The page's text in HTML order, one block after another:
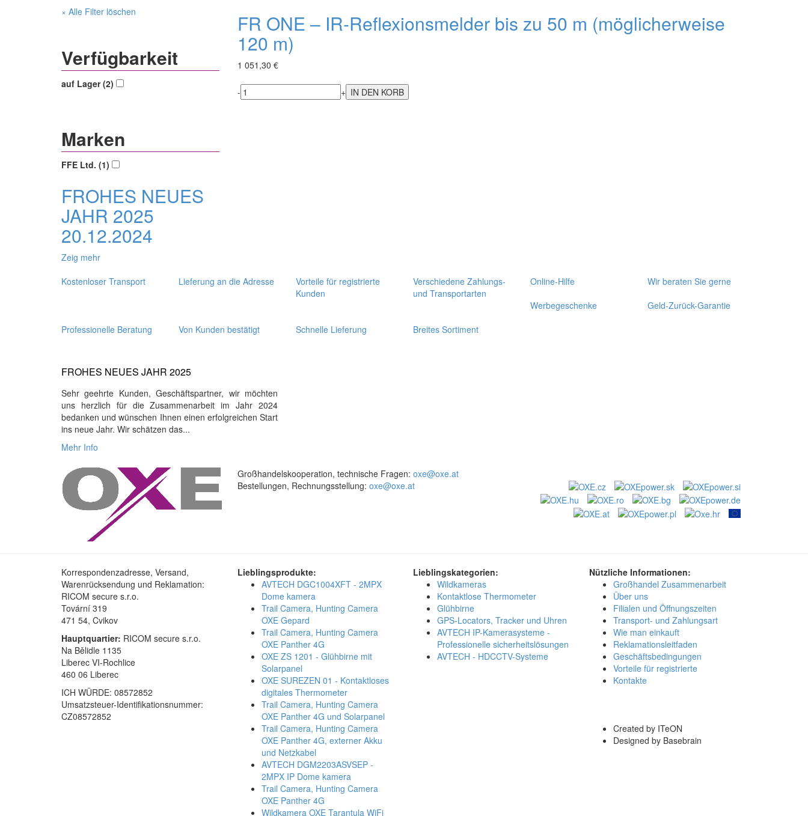
× Alle Filter löschen
Verfügbarkeit
auf Lager (2)
Marken
FFE Ltd. (1)
FROHES NEUES
JAHR 2025
20.12.2024
Zeig mehr
FR ONE – IR-Reflexionsmelder bis zu 50 m (möglicherweise
120 m)
1 051,30 €
- +
Kostenloser Transport Lieferung an die Adresse
Vorteile für registrierte
Kunden
Verschiedene Zahlungs-
und Transportarten
Online-Hilfe
Wir beraten Sie gerne
Werbegeschenke
Geld-Zurück-Garantie
Professionelle Beratung
Von Kunden bestätigt Schnelle Lieferung Breites Sortiment
FROHES NEUES JAHR 2025
Sehr geehrte Kunden, Geschäftspartner, wir möchten
uns herzlich für die Zusammenarbeit im Jahr 2024
bedanken und wünschen Ihnen einen erfolgreichen Start
ins neue Jahr. Wir schätzen das...
Mehr Info
Großhandelskooperation, technische Fragen: oxe@oxe.at
Bestellungen, Rechnungsstellung: oxe@oxe.at
Korrespondenzadresse, Versand,
Warenrücksendung und Reklamation:
RICOM secure s.r.o.
Tovární 319
471 54, Cvikov
Hauptquartier: RICOM secure s.r.o.
Na Bělidle 1135
Liberec VI-Rochlice
460 06 Liberec
ICH WÜRDE: 08572852
Umsatzsteuer-Identifikationsnummer:
CZ08572852
Lieblingsprodukte:
AVTECH DGC1004XFT - 2MPX
Dome kamera
Trail Camera, Hunting Camera
OXE Gepard
Trail Camera, Hunting Camera
OXE Panther 4G
OXE ZS 1201 - Glühbirne mit
Solarpanel
OXE SUREZEN 01 - Kontaktloses
digitales Thermometer
Trail Camera, Hunting Camera
OXE Panther 4G und Solarpanel
Trail Camera, Hunting Camera
OXE Panther 4G, externer Akku
und Netzkabel
AVTECH DGM2203ASVSEP -
2MPX IP Dome kamera
Trail Camera, Hunting Camera
OXE Panther 4G
Wildkamera OXE Tarantula WiFi
Lieblingskategorien:
Wildkameras
Kontaktlose Thermometer
Glühbirne
GPS-Locators, Tracker und Uhren
AVTECH IP-Kamerasysteme -
Professionelle sicherheitslösungen
AVTECH - HDCCTV-Systeme
Nützliche Informationen:
Großhandel Zusammenarbeit
Über uns
Filialen und Öffnungszeiten
Transport- und Zahlungsart
Wie man einkauft
Reklamationsleitfaden
Geschäftsbedingungen
Vorteile für registrierte
Kontakte
Created by ITeON
Designed by Basebrain